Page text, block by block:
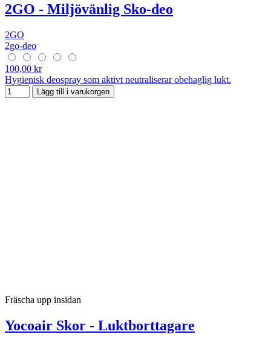
2GO - Miljövänlig Sko-deo
2GO
2go-deo
100,00 kr
Hygienisk deospray som aktivt neutraliserar obehaglig lukt.
Lägg till i varukorgen
Fräscha upp insidan
Yocoair Skor - Luktborttagare